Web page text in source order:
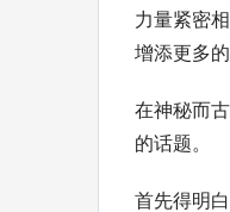
力量紧密
增添更多
在神秘而
的话题。
首先得明